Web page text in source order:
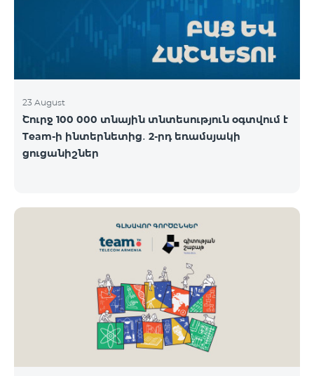
23 August
Շուրջ 100 000 տնային տնտեսություն օգտվում է
Team-ի ինտերնետից․ 2-րդ եռամսյակի
ցուցանիշներ